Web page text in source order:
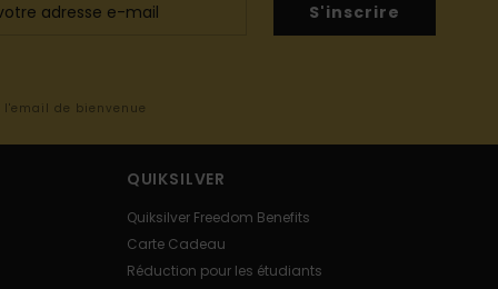
S'inscrire
de bienvenue
QUIKSILVER
Quiksilver Freedom Benefits
Carte Cadeau
Réduction pour les étudiants